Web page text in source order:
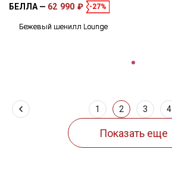
БЕЛЛА 62 990 ₽ -27%
Бежевый шенилл Lounge
1 2 3 4